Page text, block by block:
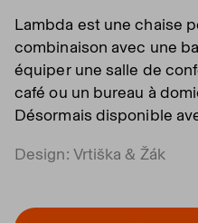
Lambda est une chaise
combinaison avec une
équiper une salle de
café ou un bureau à
Désormais disponible
Design: Vrtiška & Žák